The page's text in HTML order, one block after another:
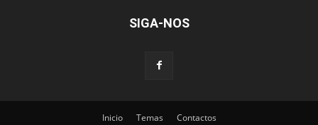
SIGA-NOS
Inicio Temas Contactos